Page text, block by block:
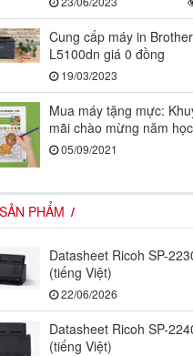
Cung cấp máy in Brother
L5100dn giá 0 đồng
19/03/2023
Mua máy tặng mực:
mãi chào mừng năm
05/09/2021
PHẨM
Datasheet Ricoh SP-
(tiếng Việt)
22/06/2026
Datasheet Ricoh SP-
(tiếng Việt)